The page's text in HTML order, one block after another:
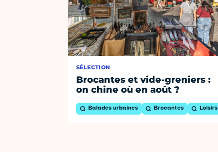
SÉLECTION
Brocantes et vide-greniers :
on chine où en août ?
Balades urbaines Brocantes Loisirs